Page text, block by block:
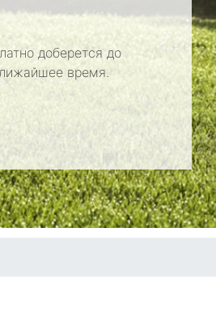
доберется до
время.